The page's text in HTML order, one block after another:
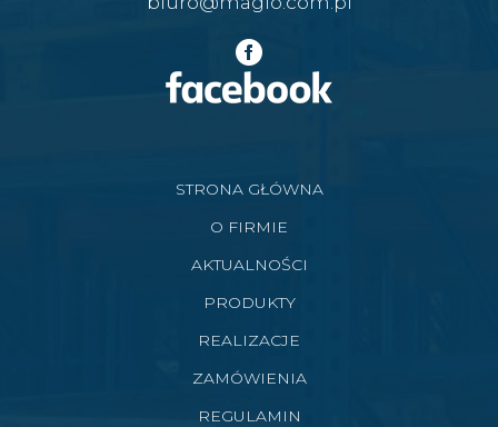
STRONA GŁÓWNA
O FIRMIE
AKTUALNOŚCI
PRODUKTY
REALIZACJE
ZAMÓWIENIA
REGULAMIN